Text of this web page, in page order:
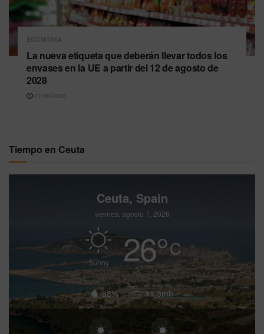
ECONOMÍA
La nueva etiqueta que deberán llevar todos los
envases en la UE a partir del 12 de agosto de
2028
07/08/2026
Tiempo en Ceuta
Ceuta, Spain
viernes, agosto 7, 2026
Sunny 26°C
68% 11.5mh